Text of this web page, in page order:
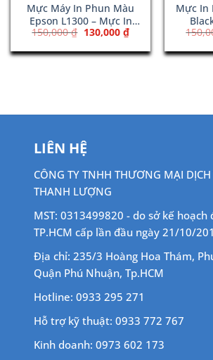
Mực Máy In Phun Màu
Epson L1300 – Mực In
T6644 Yellow
150,000₫ Giá
là:
150,000 ₫.
130,000 ₫Giá
hiện
tại
là:
Mực In
LIÊN HỆ
CÔNG TY TNHH THƯƠNG MẠI DỊCH
THANH LƯỢNG
MST: 0313499820 - do sở kế hoạch
TP.HCM cấp lần đầu ngày 21/10/
Địa chỉ: 235/3 Hoàng Hoa Thám,
Quận Phú Nhuận, Tp.HCM
Hotline: 0933 295 271
Hỗ trợ kỹ thuật: 0933 772 767
Kinh doanh: 0973 602 173